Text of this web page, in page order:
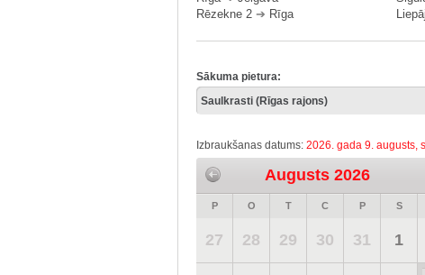
Rēzekne 2 ➔ Rīga
Sākuma pietura:
Izbraukšanas datums: 2026. gada 9. augusts,
Augusts 2026
P O T C P S
27 28 29 30 31 1